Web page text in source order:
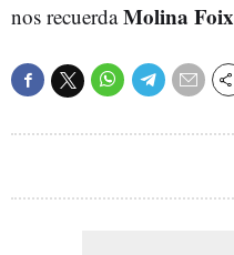
nos recuerdaMolina Foix